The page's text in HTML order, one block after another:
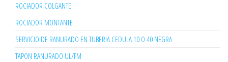
ROCIADOR COLGANTE
ROCIADOR MONTANTE
SERVICIO DE RANURADO EN TUBERIA CEDULA 10 O 40 NEGRA
TAPON RANURADO UL/FM